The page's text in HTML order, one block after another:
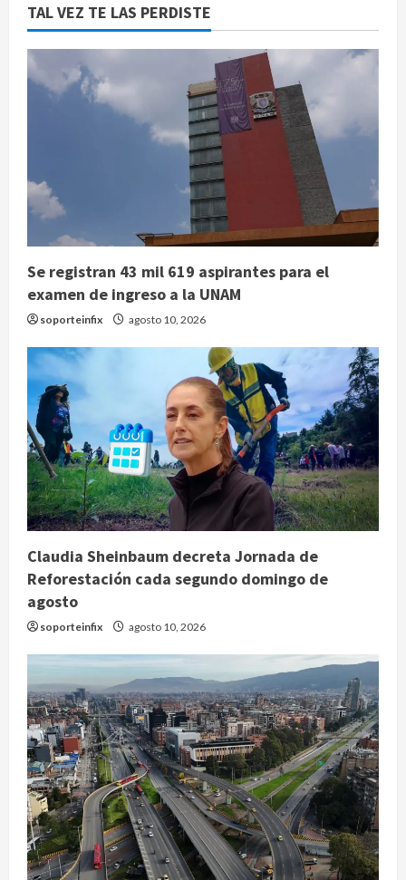
TAL VEZ TE LAS PERDISTE
Se registran 43 mil 619 aspirantes para el
examen de ingreso a la UNAM
soporteinfix agosto 10, 2026
Claudia Sheinbaum decreta Jornada de
Reforestación cada segundo domingo de
agosto
soporteinfix agosto 10, 2026